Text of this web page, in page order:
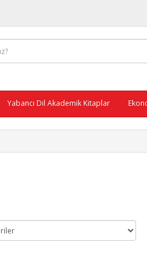
Yabancı Dil Akademik Kitaplar